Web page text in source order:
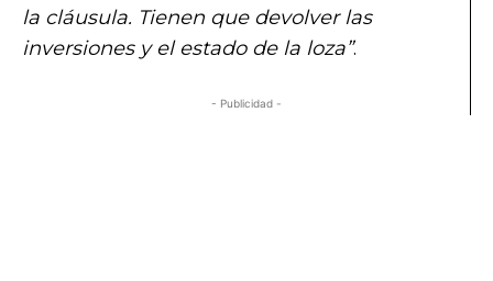
la cláusula. Tienen que devolver las
inversiones y el estado de la loza”.
- Publicidad -